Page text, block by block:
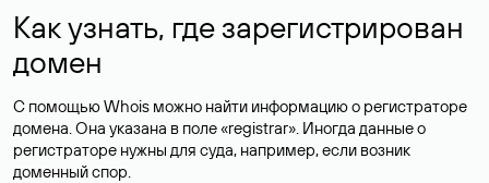
Как узнать, где зарегистрирован
домен
С помощью Whois можно найти информацию о регистраторе
домена. Она указана в поле «registrar». Иногда данные о
регистраторе нужны для суда, например, если возник
доменный спор.